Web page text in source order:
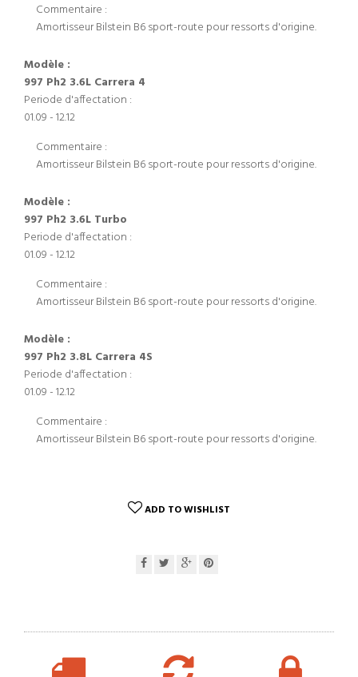
Commentaire :
Amortisseur Bilstein B6 sport-route pour ressorts d'origine.
Modèle :
997 Ph2 3.6L Carrera 4
Periode d'affectation :
01.09 - 12.12
Commentaire :
Amortisseur Bilstein B6 sport-route pour ressorts d'origine.
Modèle :
997 Ph2 3.6L Turbo
Periode d'affectation :
01.09 - 12.12
Commentaire :
Amortisseur Bilstein B6 sport-route pour ressorts d'origine.
Modèle :
997 Ph2 3.8L Carrera 4S
Periode d'affectation :
01.09 - 12.12
Commentaire :
Amortisseur Bilstein B6 sport-route pour ressorts d'origine.
ADD TO WISHLIST